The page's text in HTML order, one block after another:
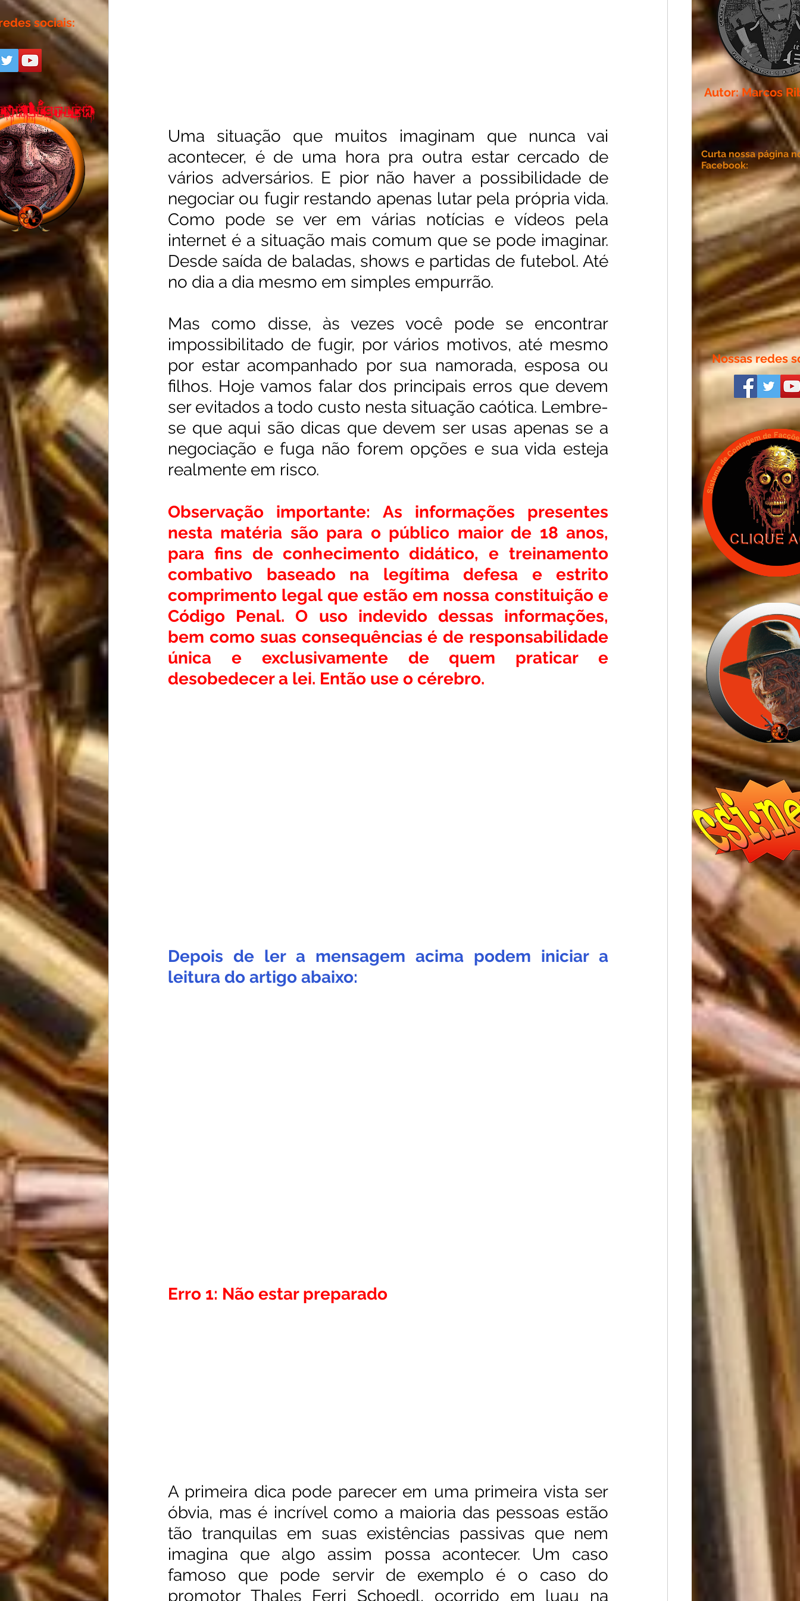
Uma situação que muitos imaginam que nunca vai
acontecer, é de uma hora pra outra estar cercado de
vários adversários. E pior não haver a possibilidade de
negociar ou fugir restando apenas lutar pela própria vida.
Como pode se ver em várias notícias e vídeos pela
internet é a situação mais comum que se pode imaginar.
Desde saída de baladas, shows e partidas de futebol. Até
no dia a dia mesmo em simples empurrão.
Mas como disse, às vezes você pode se encontrar
impossibilitado de fugir, por vários motivos, até mesmo
por estar acompanhado por sua namorada, esposa ou
filhos. Hoje vamos falar dos principais erros que devem
ser evitados a todo custo nesta situação caótica. Lembre-
se que aqui são dicas que devem ser usas apenas se a
negociação e fuga não forem opções e sua vida esteja
realmente em risco.
Observação importante: As informações presentes
nesta matéria são para o público maior de 18 anos,
para fins de conhecimento didático, e treinamento
combativo baseado na legítima defesa e estrito
comprimento legal que estão em nossa constituição e
Código Penal. O uso indevido dessas informações,
bem como suas consequências é de responsabilidade
única e exclusivamente de quem praticar e
desobedecer a lei. Então use o cérebro.
Depois de ler a mensagem acima podem iniciar a
leitura do artigo abaixo:
Erro 1: Não estar preparado
A primeira dica pode parecer em uma primeira vista ser
óbvia, mas é incrível como a maioria das pessoas estão
tão tranquilas em suas existências passivas que nem
imagina que algo assim possa acontecer. Um caso
famoso que pode servir de exemplo é o caso do
promotor Thales Ferri Schoedl, ocorrido em luau na
Curta nossa página
Facebook:
Nossas redes
Autor: Marcos
sociais: